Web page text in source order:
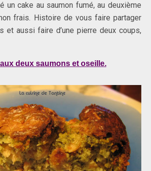
un cake au saumon fumé, au deuxième
frais. Histoire de vous faire partager
et aussi faire d’une pierre deux coups,
deux saumons et oseille.